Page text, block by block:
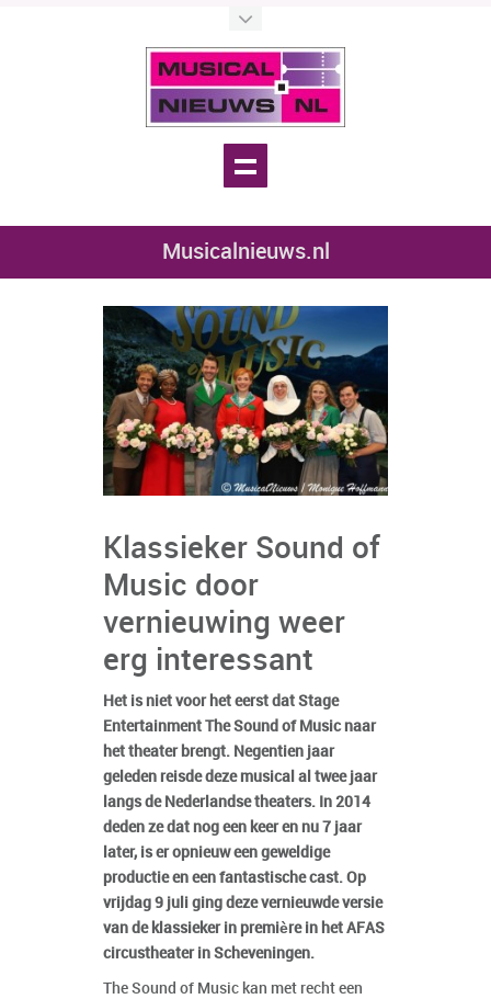
Musicalnieuws.nl
Klassieker Sound of
Music door
vernieuwing weer
erg interessant
Het is niet voor het eerst dat Stage
Entertainment The Sound of Music naar
het theater brengt. Negentien jaar
geleden reisde deze musical al twee jaar
langs de Nederlandse theaters. In 2014
deden ze dat nog een keer en nu 7 jaar
later, is er opnieuw een geweldige
productie en een fantastische cast. Op
vrijdag 9 juli ging deze vernieuwde versie
van de klassieker in première in het AFAS
circustheater in Scheveningen.
The Sound of Music kan met recht een